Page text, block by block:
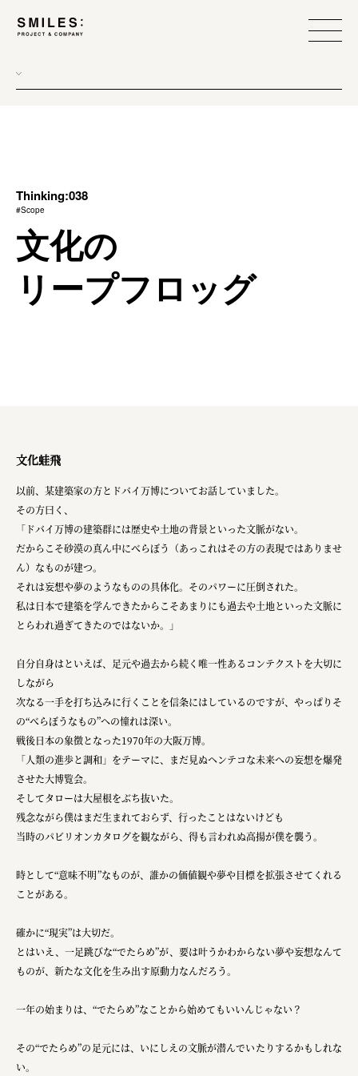
scope
process
team management
method
Thinking:038
#Scope
文化の
リープフロッグ
文化蛙飛
以前、某建築家の方とドバイ万博についてお話していました。
その方曰く、
「ドバイ万博の建築群には歴史や土地の背景といった文脈がない。
だからこそ砂漠の真ん中にべらぼう（あっこれはその方の表現ではありませ
ん）なものが建つ。
それは妄想や夢のようなものの具体化。そのパワーに圧倒された。
私は日本で建築を学んできたからこそあまりにも過去や土地といった文脈に
とらわれ過ぎてきたのではないか。」
自分自身はといえば、足元や過去から続く唯一性あるコンテクストを大切に
しながら
次なる一手を打ち込みに行くことを信条にはしているのですが、やっぱりそ
の“べらぼうなもの”への憧れは深い。
戦後日本の象徴となった1970年の大阪万博。
「人類の進歩と調和」をテーマに、まだ見ぬヘンテコな未来への妄想を爆発
させた大博覧会。
そしてタローは大屋根をぶち抜いた。
残念ながら僕はまだ生まれておらず、行ったことはないけども
当時のパビリオンカタログを観ながら、得も言われぬ高揚が僕を襲う。
時として“意味不明”なものが、誰かの価値観や夢や目標を拡張させてくれる
ことがある。
確かに“現実”は大切だ。
とはいえ、一足跳びな“でたらめ”が、要は叶うかわからない夢や妄想なんて
ものが、新たな文化を生み出す原動力なんだろう。
一年の始まりは、“でたらめ”なことから始めてもいいんじゃない？
その“でたらめ”の足元には、いにしえの文脈が潜んでいたりするかもしれな
い。